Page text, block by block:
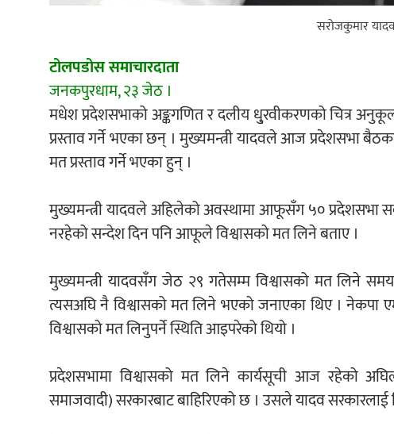
सरोजकुमार
टोलपडोस समाचारदाता
जनकपुरधाम, २३ जेठ ।
मधेश प्रदेशसभाको अङ्कगणित र दलीय धु्रवीकरणको चित्र
प्रस्ताव गर्ने भएका छन् । मुख्यमन्त्री यादवले आज प्रदेशसभा
मत प्रस्ताव गर्ने भएका हुन् ।
मुख्यमन्त्री यादवले अहिलेको अवस्थामा आफूसँग ५० प्रदेशसभा
नरहेको सन्देश दिन पनि आफूले विश्वासको मत लिने बताए ।
मुख्यमन्त्री यादवसँग जेठ २९ गतेसम्म विश्वासको मत लिने
त्यसअघि नै विश्वासको मत लिने भएको जनाएका थिए । नेकपा
विश्वासको मत लिनुपर्ने स्थिति आइपरेको थियो ।
प्रदेशसभामा विश्वासको मत लिने कार्यसूची आज रहेको
समाजवादी) सरकारबाट बाहिरिएको छ । उसले यादव